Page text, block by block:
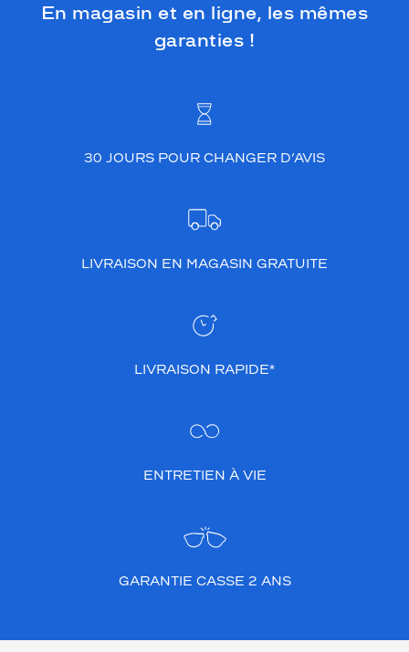
En magasin et en ligne, les mêmes
garanties !
30 JOURS POUR CHANGER D’AVIS
LIVRAISON EN MAGASIN GRATUITE
LIVRAISON RAPIDE*
ENTRETIEN À VIE
GARANTIE CASSE 2 ANS